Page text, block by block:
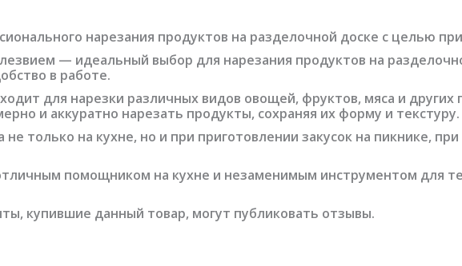
нарезания продуктов на разделочной доске с целью
— идеальный выбор для нарезания продуктов на
в работе.
для нарезки различных видов овощей, фруктов, мяса и других
и аккуратно нарезать продукты, сохраняя их форму и текстуру.
только на кухне, но и при приготовлении закусок на пикнике,
помощником на кухне и незаменимым инструментом для
купившие данный товар, могут публиковать отзывы.